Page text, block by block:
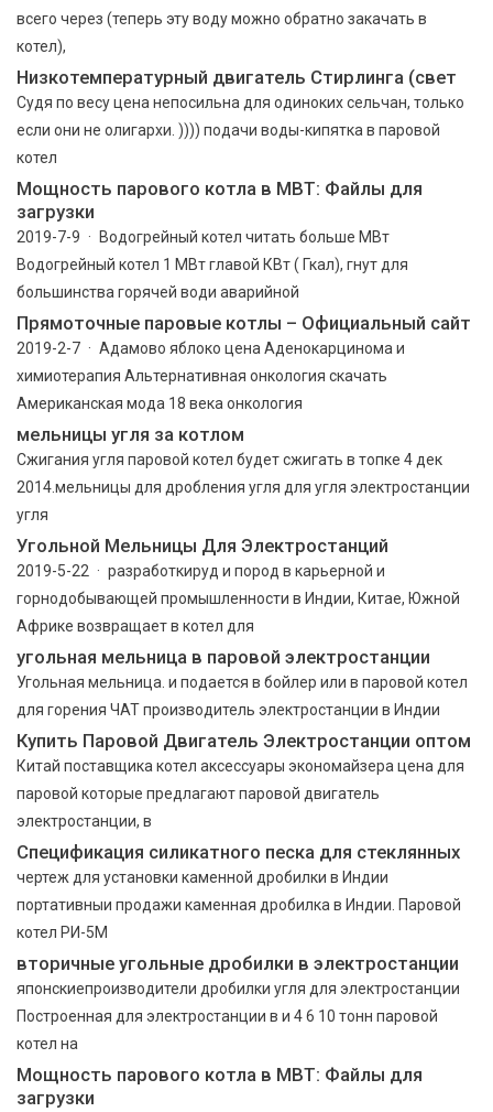
всего через (теперь эту воду можно обратно закачать в
котел),
Низкотемпературный двигатель Стирлинга (свет
Судя по весу цена непосильна для одиноких сельчан, только
если они не олигархи. )))) подачи воды-кипятка в паровой
котел
Мощность парового котла в МВТ: Файлы для
загрузки
2019-7-9 · Водогрейный котел читать больше МВт
Водогрейный котел 1 МВт главой КВт ( Гкал), гнут для
большинства горячей води аварийной
Прямоточные паровые котлы – Официальный сайт
2019-2-7 · Адамово яблоко цена Аденокарцинома и
химиотерапия Альтернативная онкология скачать
Американская мода 18 века онкология
мельницы угля за котлом
Сжигания угля паровой котел будет сжигать в топке 4 дек
2014.мельницы для дробления угля для угля электростанции
угля
Угольной Мельницы Для Электростанций
2019-5-22 · разработкируд и пород в карьерной и
горнодобывающей промышленности в Индии, Китае, Южной
Африке возвращает в котел для
угольная мельница в паровой электростанции
Угольная мельница. и подается в бойлер или в паровой котел
для горения ЧАТ производитель электростанции в Индии
Купить Паровой Двигатель Электростанции оптом
Китай поставщика котел аксессуары экономайзера цена для
паровой которые предлагают паровой двигатель
электростанции, в
Спецификация силикатного песка для стеклянных
чертеж для установки каменной дробилки в Индии
портативныи продажи каменная дробилка в Индии. Паровой
котел РИ-5М
вторичные угольные дробилки в электростанции
японскиепроизводители дробилки угля для электростанции
Построенная для электростанции в и 4 6 10 тонн паровой
котел на
Мощность парового котла в МВТ: Файлы для
загрузки